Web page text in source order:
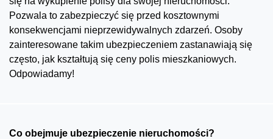
Pozwala to zabezpieczyć się przed kosztownymi
konsekwencjami nieprzewidywalnych zdarzeń. Osoby
zainteresowane takim ubezpieczeniem zastanawiają się
często, jak kształtują się ceny polis mieszkaniowych.
Odpowiadamy!
Co obejmuje ubezpieczenie nieruchomości?